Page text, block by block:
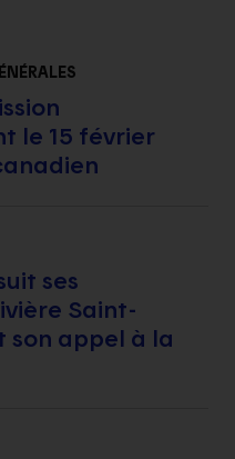
le 15 février
ses
Saint-
son appel à la